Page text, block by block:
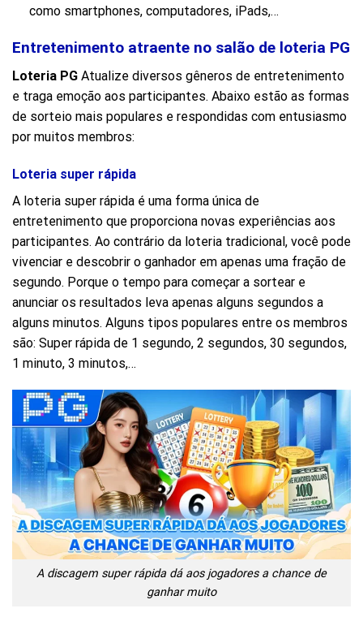
como smartphones, computadores, iPads,…
Entretenimento atraente no salão de loteria PG
Loteria PG Atualize diversos gêneros de entretenimento
e traga emoção aos participantes. Abaixo estão as formas
de sorteio mais populares e respondidas com entusiasmo
por muitos membros:
Loteria super rápida
A loteria super rápida é uma forma única de
entretenimento que proporciona novas experiências aos
participantes. Ao contrário da loteria tradicional, você pode
vivenciar e descobrir o ganhador em apenas uma fração de
segundo. Porque o tempo para começar a sortear e
anunciar os resultados leva apenas alguns segundos a
alguns minutos. Alguns tipos populares entre os membros
são: Super rápida de 1 segundo, 2 segundos, 30 segundos,
1 minuto, 3 minutos,…
A discagem super rápida dá aos jogadores a chance de
ganhar muito